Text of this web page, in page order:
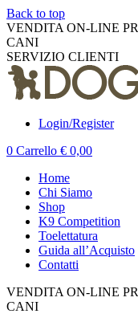
Back to top
VENDITA ON-LINE
CANI
SERVIZIO CLIENTI
Login/Register
0 Carrello € 0,00
Home
Chi Siamo
Shop
K9 Competition
Toelettatura
Guida all’Acquisto
Contatti
VENDITA ON-LINE
CANI